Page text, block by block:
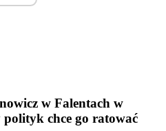
w Falentach w
chce go ratować